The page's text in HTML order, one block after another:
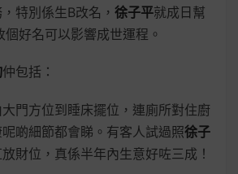
特別係生B改名， 徐子平就成日幫
好名可以影響成世運程。
仲包括：
大門方位到睡床擺位，連廁所對住廚
啲細節都會睇。有客人試過照徐子
財位，真係半年內生意好咗三成！